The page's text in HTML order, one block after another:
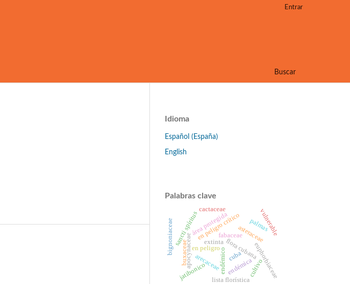
Buscar
Entrar
Idioma
Español (España)
English
Palabras clave
asteraceae
endémicoflora cubana
en peligro euphorbiaceae
endémica
en peligro crítico
apocynaceae
vulnerable
arecaceae cultivo
fabaceae
jatibonico
sancti spíritusárea protegida
lista florística
cactaceae
bignoniaceae buxaceae
palmas
cuba
extinta